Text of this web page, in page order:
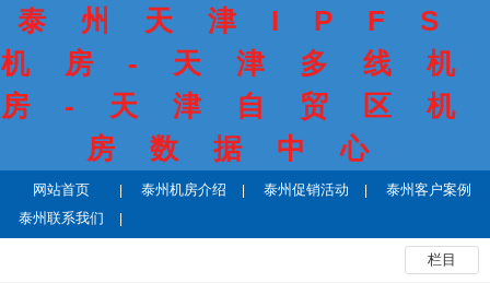
泰州天津IPFS
机房-天津多线机
房-天津自贸区机
房数据中心
网站首页 泰州机房介绍 泰州促销活动
泰州客户案例
泰州联系我们
栏目